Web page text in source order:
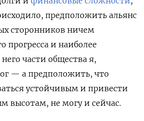
предположить альянс
сторонников ничем
прогресса и наиболее
части общества я,
— а предположить, что
устойчивым и привести
высотам, не могу и сейчас.